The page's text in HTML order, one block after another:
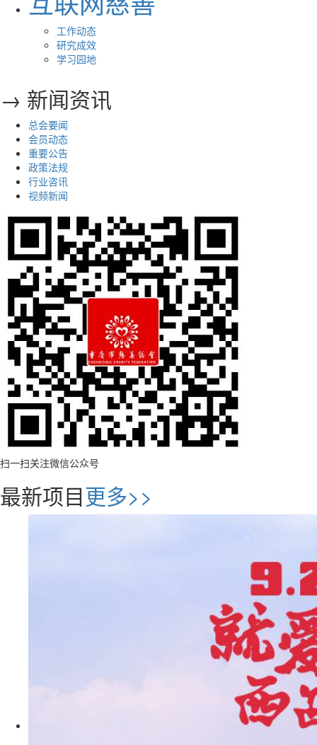
工作动态
研究成效
学习园地
→ 新闻资讯
总会要闻
会员动态
重要公告
政策法规
行业咨讯
视频新闻
扫一扫关注微信公众号
最新项目更多>>